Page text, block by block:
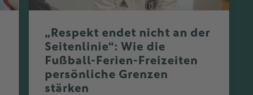
„Respekt endet nicht an der
Seitenlinie“: Wie die
Fußball-Ferien-Freizeiten
persönliche Grenzen
stärken